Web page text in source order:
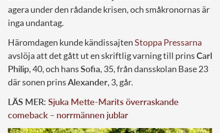
agera under den rådande krisen, och småkronornas är
inga undantag.
Häromdagen kunde kändissajtenStoppa Pressarna
avslöja att det gått ut en skriftlig varning till prinsCarl
Philip, 40, och hansSofia, 35, från dansskolan Base 23
där sonen prinsAlexander, 3, går.
LÄS MER: Sjuka Mette-Marits överraskande
comeback – norrmännen jublar